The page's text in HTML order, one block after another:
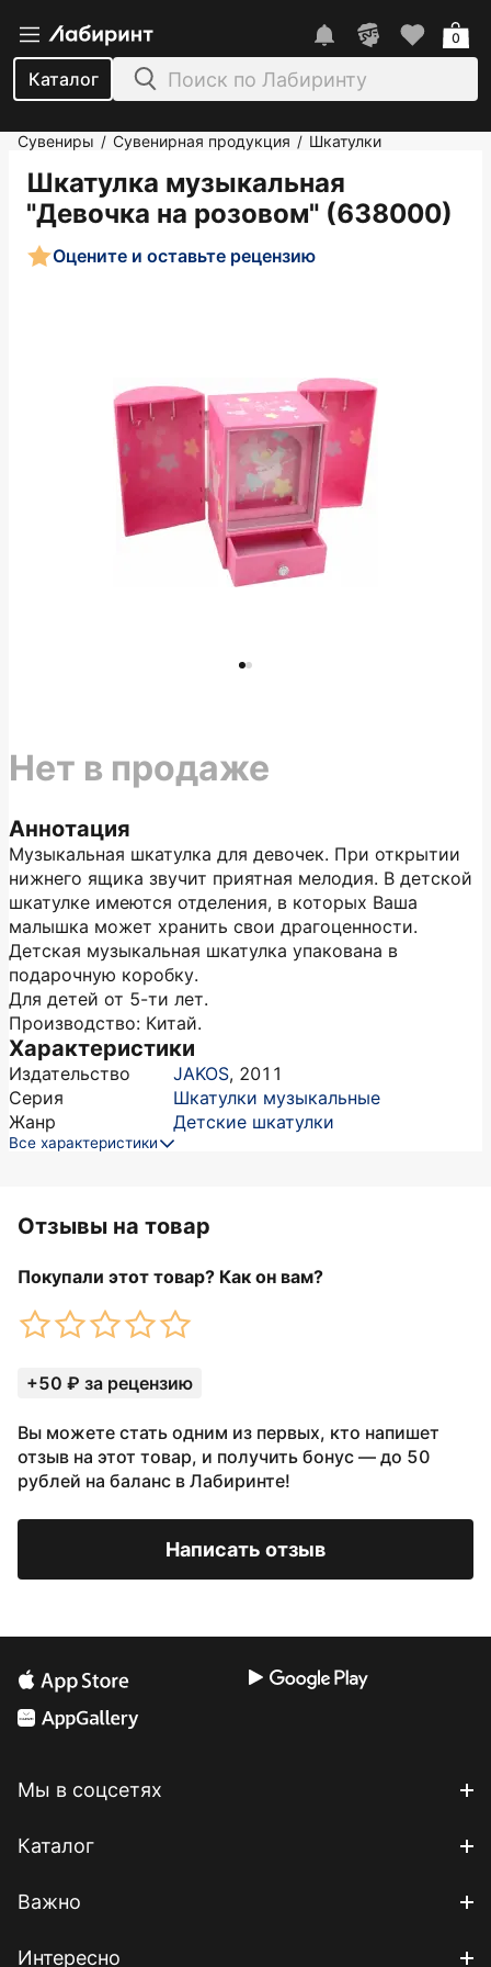
Каталог
0
Сувениры / Сувенирная продукция / Шкатулки
Шкатулка музыкальная
"Девочка на розовом" (638000)
Оцените и оставьте рецензию
Аннотация
Музыкальная шкатулка для девочек. При открытии
нижнего ящика звучит приятная мелодия. В детской
шкатулке имеются отделения, в которых Ваша
малышка может хранить свои драгоценности.
Детская музыкальная шкатулка упакована в
подарочную коробку.
Для детей от 5-ти лет.
Производство: Китай.
Характеристики
Издательство JAKOS, 2011
Серия
Шкатулки музыкальные
Жанр
Детские шкатулки
Все характеристики
Нет в продаже
Отзывы на товар
Покупали этот товар? Как он вам?
+50 ₽ за рецензию
Вы можете стать одним из первых, кто напишет
отзыв на этот товар, и получить бонус — до 50
рублей на баланс в Лабиринте!
Написать отзыв
Мы в соцсетях
Каталог
Важно
Интересно